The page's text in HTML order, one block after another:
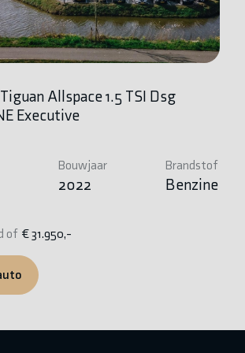
Allspace 1.5 TSI Dsg
Executive
Bouwjaar
2022
Brandstof
Benzine
of € 31.950,-